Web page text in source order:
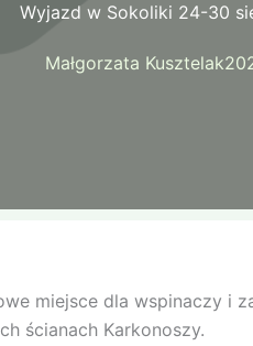
Wyjazd w Sokoliki 24-30
Małgorzata Kusztelak
miejsce dla wspinaczy i
ścianach Karkonoszy.